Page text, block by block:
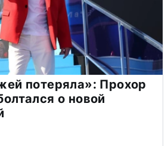
потеряла»: Прохор
о новой